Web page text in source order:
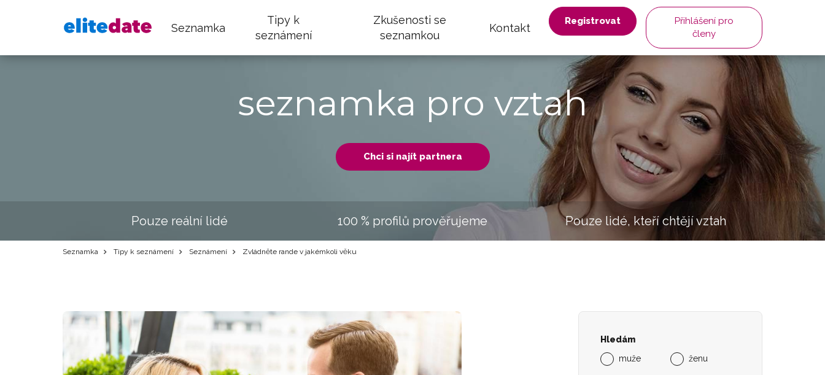
Seznamka
Tipy k
seznámení
Zkušenosti se
seznamkou
Kontakt
Registrovat
Přihlášení pro
členy
seznamka pro vztah
Chci si najít partnera
Pouze reální lidé 100 % profilů prověřujeme Pouze lidé, kteří chtějí vztah
Seznamka Tipy k seznámení Seznámení Zvládněte rande v jakémkoli věku
Hledám
muže
ženu